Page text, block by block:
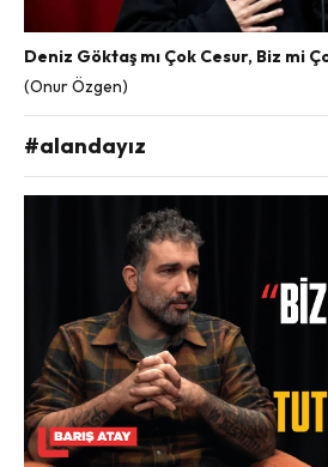
Deniz Göktaş mı Çok Cesur, Biz mi
(Onur Özgen)
#alandayız